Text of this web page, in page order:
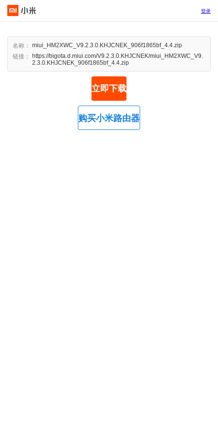
登录
名称：
miui_HM2XWC_V9.2.3.0.KHJCNEK_906f1865bf_4.4.zip
链接：
https://bigota.d.miui.com/V9.2.3.0.KHJCNEK/miui_HM2XWC_V9.
2.3.0.KHJCNEK_906f1865bf_4.4.zip
立即下载
购买小米路由器